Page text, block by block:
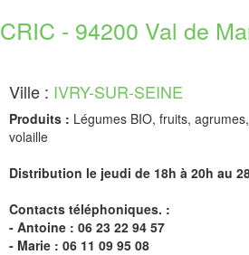
CRIC - 94200 Val de
Ville : IVRY-SUR-SEINE
Produits : Légumes BIO, fruits,
volaille
Distribution le jeudi de 18h à 20h au
Contacts téléphoniques. :
- Antoine : 06 23 22 94 57
- Marie : 06 11 09 95 08